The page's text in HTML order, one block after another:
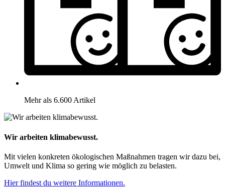
Mehr als 6.600 Artikel
Wir arbeiten klimabewusst.
Mit vielen konkreten ökologischen Maßnahmen tragen wir dazu bei,
Umwelt und Klima so gering wie möglich zu belasten.
Hier findest du weitere Informationen.